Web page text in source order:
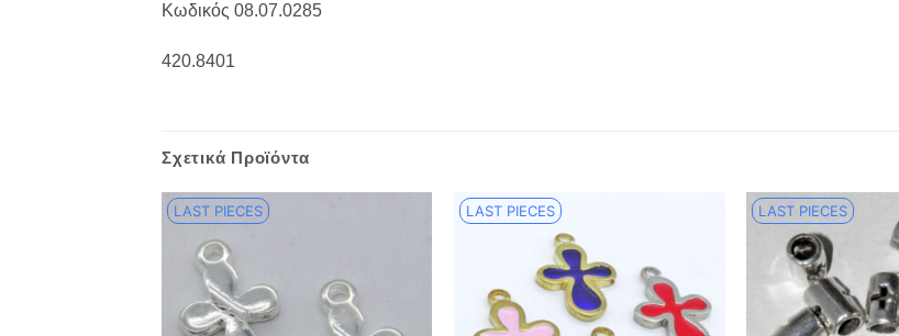
Κωδικός 08.07.0285
420.8401
Σχετικά Προϊόντα
LAST PIECES LAST PIECES LAST PIECES